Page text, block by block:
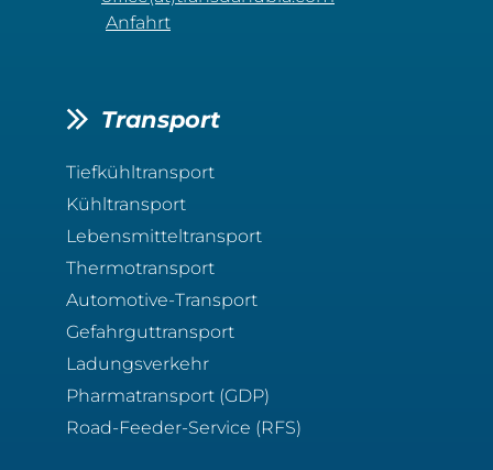
Anfahrt
Transport
Tiefkühltransport
Kühltransport
Lebensmitteltransport
Thermotransport
Automotive-Transport
Gefahrguttransport
Ladungsverkehr
Pharmatransport (GDP)
Road-Feeder-Service (RFS)